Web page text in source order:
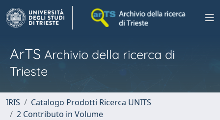
ArTS Archivio della ricerca di
Trieste
IRIS
Catalogo Prodotti Ricerca UNITS
2 Contributo in Volume